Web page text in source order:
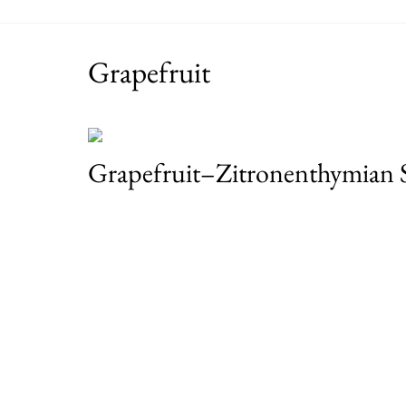
Grapefruit
Grapefruit–Zitronenthymian